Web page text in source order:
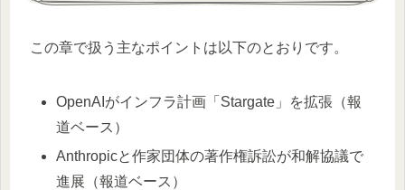
この章で扱う主なポイントは以下のとおりです。
OpenAIがインフラ計画「Stargate」を拡張（報
道ベース）
Anthropicと作家団体の著作権訴訟が和解協議で
進展（報道ベース）